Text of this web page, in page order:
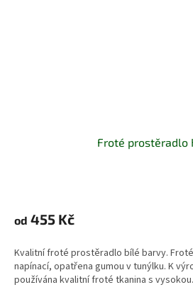
Froté prostěradlo
od 455 Kč
Kvalitní froté prostěradlo bílé barvy.
napínací, opatřena gumou v tunýlku. K
používána kvalitní froté tkanina s